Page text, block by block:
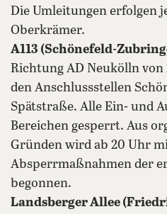
Die Umleitungen erfolgen
Oberkrämer.
A113 (Schönefeld-
Richtung AD Neukölln von
den Anschlussstellen
Spätstraße. Alle Ein- und
Bereichen gesperrt. Aus
Gründen wird ab 20 Uhr
Absperrmaßnahmen der
begonnen.
Landsberger Allee